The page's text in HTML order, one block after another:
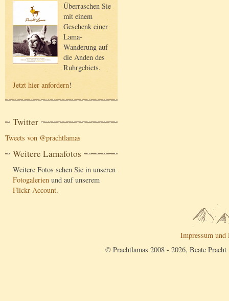
Überraschen Sie
mit einem
Geschenk einer
Lama-
Wanderung auf
die Anden des
Ruhrgebiets.
Jetzt hier anfordern!
Twitter
Tweets von @prachtlamas
Weitere Lamafotos
Weitere Fotos sehen Sie in unseren
Fotogalerien und auf unserem
Flickr-Account.
Impressum und
© Prachtlamas 2008 - 2026, Beate Pracht